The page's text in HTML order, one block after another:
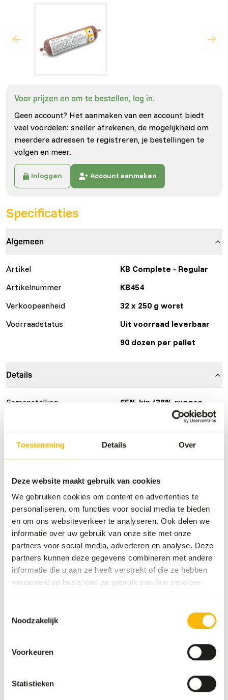
Toestemming Details Over
Deze website maakt gebruik van cookies
We gebruiken cookies om content en advertenties te
personaliseren, om functies voor social media te bieden
en om ons websiteverkeer te analyseren. Ook delen we
informatie over uw gebruik van onze site met onze
partners voor social media, adverteren en analyse. Deze
partners kunnen deze gegevens combineren met andere
informatie die u aan ze heeft verstrekt of die ze hebben
verzameld op basis van uw gebruik van hun services.
Noodzakelijk
Voorkeuren
Statistieken
Over dit product
Analytische bestanddelen
Voor prijzen en om te bestellen, log in.
Geen account? Het aanmaken van een account biedt
veel voordelen: sneller afrekenen, de mogelijkheid om
meerdere adressen te registreren, je bestellingen te
volgen en meer.
Inloggen Account aanmaken
Specificaties
Algemeen
Artikel
KB Complete - Regular
Artikelnummer
KB454
Verkoopeenheid
32 x 250 g worst
Voorraadstatus
Uit voorraad leverbaar
90 dozen per pallet
Details
Samenstelling
65% kip (38% ruggen,
15% hart, 12% maag),
33% rund (17% pens, 11%
vet), 1% zalmolie, 1%
Merk
KB RAW
GTIN/EAN
8717568360423
Voedingsadvies
Dit product is een rauw diervoeder. Houd daarom de
hygiënevoorschriften in acht, ziewww.feed-raw-right.eu